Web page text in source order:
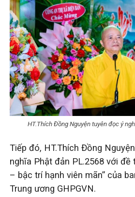
HT.Thích Đồng Nguyện tuyên đọc ý
Tiếp đó, HT.Thích Đồng
nghĩa Phật đản PL.2568 với đề
– bậc trí hạnh viên mãn” của
Trung ương GHPGVN.